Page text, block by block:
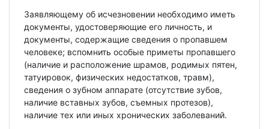
Заявляющему об исчезновении необходимо иметь
документы, удостоверяющие его личность, и
документы, содержащие сведения о пропавшем
человеке; вспомнить особые приметы пропавшего
(наличие и расположение шрамов, родимых пятен,
татуировок, физических недостатков, травм),
сведения о зубном аппарате (отсутствие зубов,
наличие вставных зубов, съемных протезов),
наличие тех или иных хронических заболеваний.